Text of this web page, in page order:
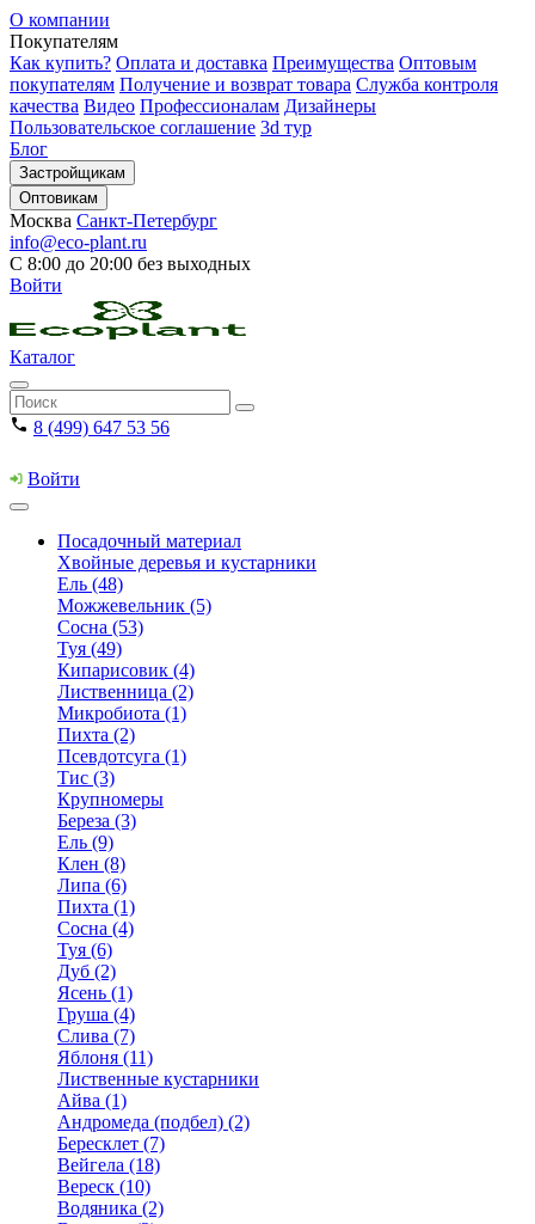
О компании
Покупателям
Как купить? Оплата и доставка Преимущества Оптовым
покупателям Получение и возврат товара Служба контроля
качества Видео Профессионалам Дизайнеры
Пользовательское соглашение 3d тур
Блог
Застройщикам
Оптовикам
Москва Санкт-Петербург
info@eco-plant.ru
С 8:00 до 20:00 без выходных
Войти
Каталог
8 (499) 647 53 56
Войти
Посадочный материал
Хвойные деревья и кустарники
Ель (48)
Можжевельник (5)
Сосна (53)
Туя (49)
Кипарисовик (4)
Лиственница (2)
Микробиота (1)
Пихта (2)
Псевдотсуга (1)
Тис (3)
Крупномеры
Береза (3)
Ель (9)
Клен (8)
Липа (6)
Пихта (1)
Сосна (4)
Туя (6)
Дуб (2)
Ясень (1)
Груша (4)
Слива (7)
Яблоня (11)
Лиственные кустарники
Айва (1)
Андромеда (подбел) (2)
Бересклет (7)
Вейгела (18)
Вереск (10)
Водяника (2)